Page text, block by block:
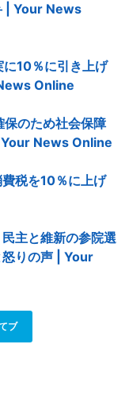
| Your News
10％に引き上げ
Online
保のため社会保障
Your News Online
費税を10％に上げ
主と維新の参院選
怒りの声 | Your
ブ